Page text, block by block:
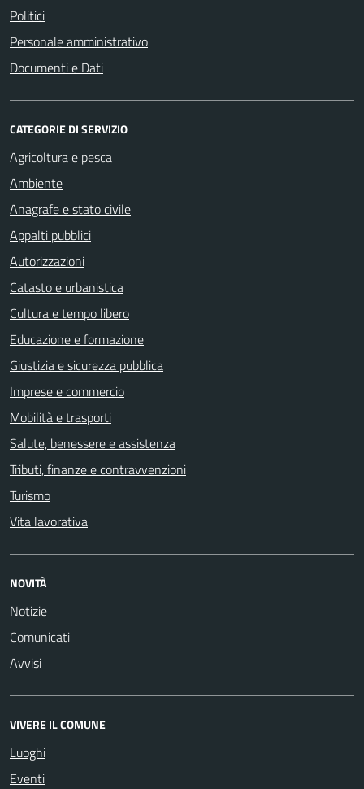
Politici
Personale amministrativo
Documenti e Dati
CATEGORIE DI SERVIZIO
Agricoltura e pesca
Ambiente
Anagrafe e stato civile
Appalti pubblici
Autorizzazioni
Catasto e urbanistica
Cultura e tempo libero
Educazione e formazione
Giustizia e sicurezza pubblica
Imprese e commercio
Mobilità e trasporti
Salute, benessere e assistenza
Tributi, finanze e contravvenzioni
Turismo
Vita lavorativa
NOVITÀ
Notizie
Comunicati
Avvisi
VIVERE IL COMUNE
Luoghi
Eventi